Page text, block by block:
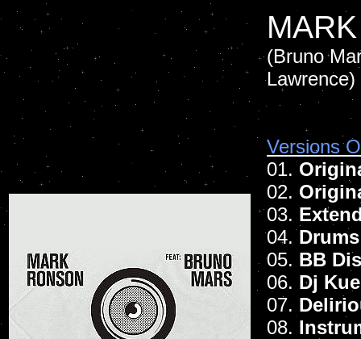
(Bruno
Lawrence)
Versions
01.
02.
03.
04.
05. BB
06. Dj
07.
08.